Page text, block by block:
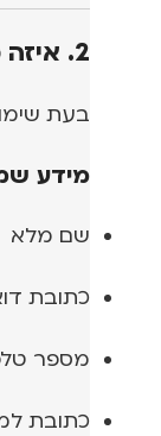
2. איזה מידע אנו אוספים
בעת
מידע
שם מלא
כתובת
מספר
כתובת